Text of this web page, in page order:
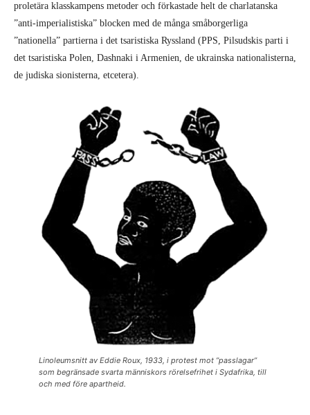
proletära klasskampens metoder och förkastade helt de charlatanska
”anti-imperialistiska” blocken med de många småborgerliga
”nationella” partierna i det tsaristiska Ryssland (PPS, Pilsudskis parti i
det tsaristiska Polen, Dashnaki i Armenien, de ukrainska nationalisterna,
de judiska sionisterna, etcetera).
Linoleumsnitt av Eddie Roux, 1933, i protest mot ”passlagar”
som begränsade svarta människors rörelsefrihet i Sydafrika, till
och med före apartheid.